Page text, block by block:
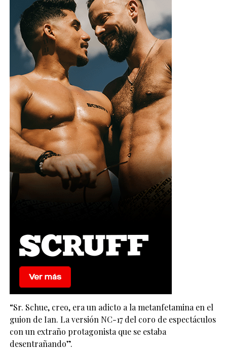
“Sr. Schue, creo, era un adicto a la metanfetamina en el
guion de Ian. La versión NC-17 del coro de espectáculos
con un extraño protagonista que se estaba
desentrañando”.